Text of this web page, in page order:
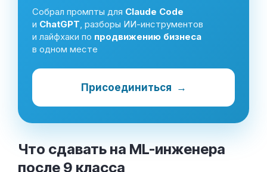
Собрал промпты для Claude Code
и ChatGPT, разборы ИИ-инструментов
и лайфхаки по продвижению бизнеса
в одном месте
Присоединиться →
Что сдавать на ML-инженера
после 9 класса